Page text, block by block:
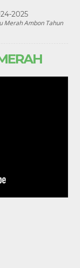
2025
Merah Ambon Tahun